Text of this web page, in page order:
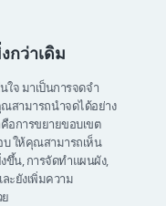
กว่าเดิม
ใจ มาเป็นการจดจำ
สามารถนำจดได้อย่าง
อการขยายขอบเขต
บ ให้คุณสามารถเห็น
ขึ้น, การจัดทำแผนผัง,
ะยังเพิ่มความ